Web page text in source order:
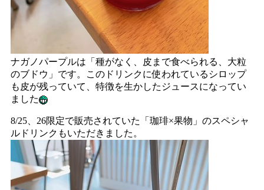
ナガノパープルは「種がなく、皮まで食べられる、大粒
のブドウ」です。このドリンクに使われているシロップ
も皮が残っていて、特徴を生かしたジュースになってい
ました
8/25、26限定で販売されていた「珈琲×果物」のスペシャ
ルドリンクもいただきました。